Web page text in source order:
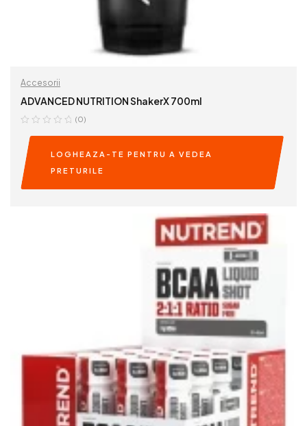
Accesorii
ADVANCED NUTRITION ShakerX 700ml
(0)
LOGHEAZA-TE PENTRU A VEDEA
PRETURILE
READ MORE